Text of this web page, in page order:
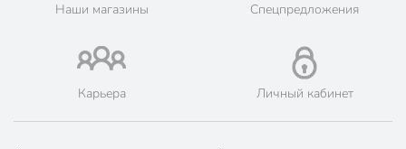
Наши магазины Спецпредложения
Карьера Личный кабинет